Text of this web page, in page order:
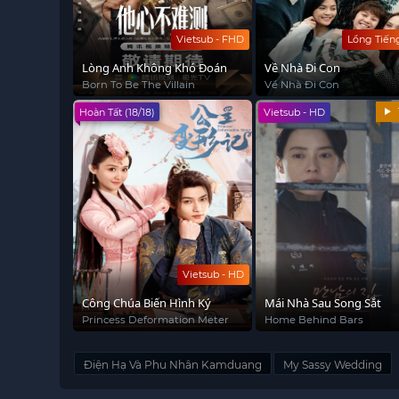
Vietsub - FHD
Lòng Anh Không Khó Đoán
Born To Be The Villain
Lồng
Về Nhà Đi Con
Về Nhà Đi Con
Vietsub - HD
Hoàn Tất (18/18)
Công Chúa Biến Hình Ký
Princess Deformation Meter
Vietsub - HD
Mái Nhà Sau Song Sắt
Home Behind Bars
Điện Hạ Và Phu Nhân Kamduang My Sassy Wedding